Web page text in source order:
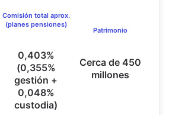
Comisión total aprox.
(planes pensiones)
0,403%
(0,355%
gestión +
0,048%
custodia)
Patrimonio
Cerca de 450
millones